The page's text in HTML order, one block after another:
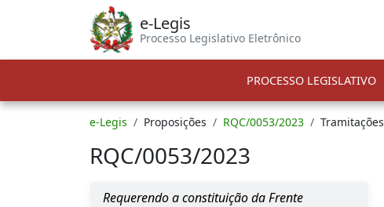
e-Legis
Processo Legislativo Eletrônico
PROCESSO LEGISLATIVO
e-Legis Proposições RQC/0053/2023 Tramitações
RQC/0053/2023
Requerendo a constituição da Frente